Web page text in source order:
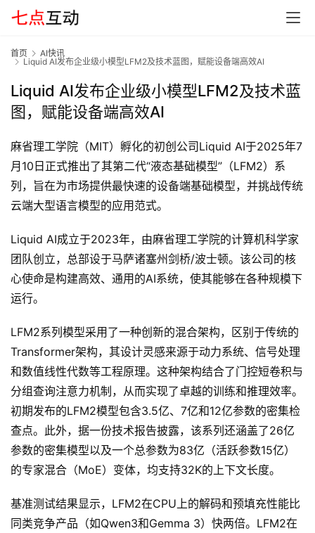
页
G
E
O
A
应
用
首页
AI快讯
Liquid AI发布企业级小模型LFM2及技术蓝图，赋能设备端高效AI
Liquid AI发布企业级小模型LFM2及技术蓝
图，赋能设备端高效AI
麻省理工学院（MIT）孵化的初创公司Liquid AI于2025年7
月10日正式推出了其第二代“液态基础模型”（LFM2）系
列，旨在为市场提供最快速的设备端基础模型，并挑战传统
云端大型语言模型的应用范式。
Liquid AI成立于2023年，由麻省理工学院的计算机科学家
团队创立，总部设于马萨诸塞州剑桥/波士顿。该公司的核
心使命是构建高效、通用的AI系统，使其能够在各种规模下
运行。
LFM2系列模型采用了一种创新的混合架构，区别于传统的
Transformer架构，其设计灵感来源于动力系统、信号处理
和数值线性代数等工程原理。这种架构结合了门控短卷积与
分组查询注意力机制，从而实现了卓越的训练和推理效率。
初期发布的LFM2模型包含3.5亿、7亿和12亿参数的密集检
查点。此外，据一份技术报告披露，该系列还涵盖了26亿
参数的密集模型以及一个总参数为83亿（活跃参数15亿）
的专家混合（MoE）变体，均支持32K的上下文长度。
基准测试结果显示，LFM2在CPU上的解码和预填充性能比
同类竞争产品（如Qwen3和Gemma 3）快两倍。LFM2在